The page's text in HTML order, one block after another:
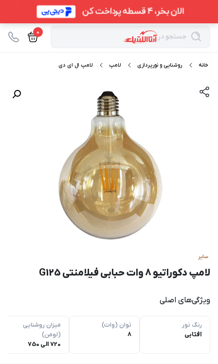
جستجو در 0
خانه روشنایی و نورپردازی لامپ لامپ ال ای دی
سایر
لامپ دکوراتیو 8 وات حبابی فیلامنتی G125
ویژگی‌های اصلی
رنگ نور
آفتابی
توان (وات)
8
میزان روشنایی
(لومن)
720 الی 750